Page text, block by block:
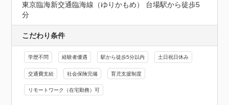
東京臨海新交通臨海線（ゆりかもめ） 台場駅から徒歩5
分
こだわり条件
学歴不問 経験者優遇 駅から徒歩5分以内 土日祝日休み
交通費支給 社会保険完備 育児支援制度
リモートワーク（在宅勤務）可